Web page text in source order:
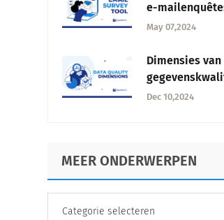
e-
uw
May 07,2024
Dimensies van
Wat zijn ze en
verbeteren?
Dec 10,2024
MEER ONDERWERPEN
ONDERWERPEN